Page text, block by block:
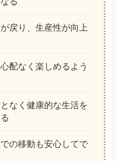
戻り、生産性が向上
配なく楽しめるよう
なく健康的な生活を
の移動も安心してで